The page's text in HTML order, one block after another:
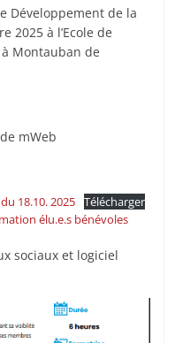
Développement de la
2025 à l’Ecole de
Montauban de
de mWeb
18.10. 2025 Télécharger
élu.e.s bénévoles
sociaux et logiciel